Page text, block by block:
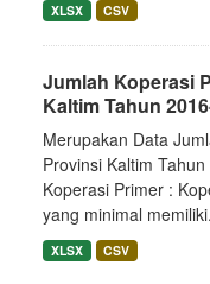
XLSX CSV
Jumlah Koperasi
Kaltim Tahun
Merupakan Data
Provinsi Kaltim
Koperasi Primer :
yang minimal
XLSX CSV